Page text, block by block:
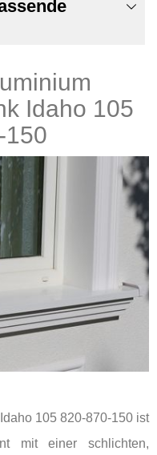
Idaho 105
150
105 820-870-150 ist
mit einer schlichten,